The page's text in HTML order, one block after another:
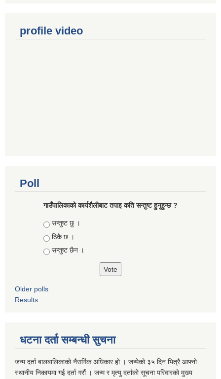
profile video
Poll
गाउँपालिकाको कार्यशैलीबाट तपाइ कति सन्तुष्ट हुनुहुन्छ ?
Choices
सन्तुष्ट छु ।
ठिकै छ ।
सन्तुष्ट छैन ।
Older polls
Results
धटना दर्ता सम्बन्धी सुचना
जन्म दर्ता बालबालिकाको नैसर्गिक अधिकार हो । जन्मेको ३५ दिन भित्रै आफ्नो
स्थानीय निकायमा गई दर्ता गरौं । जन्म र मृत्यु दर्ताको सूचना परिवारको मुख्य